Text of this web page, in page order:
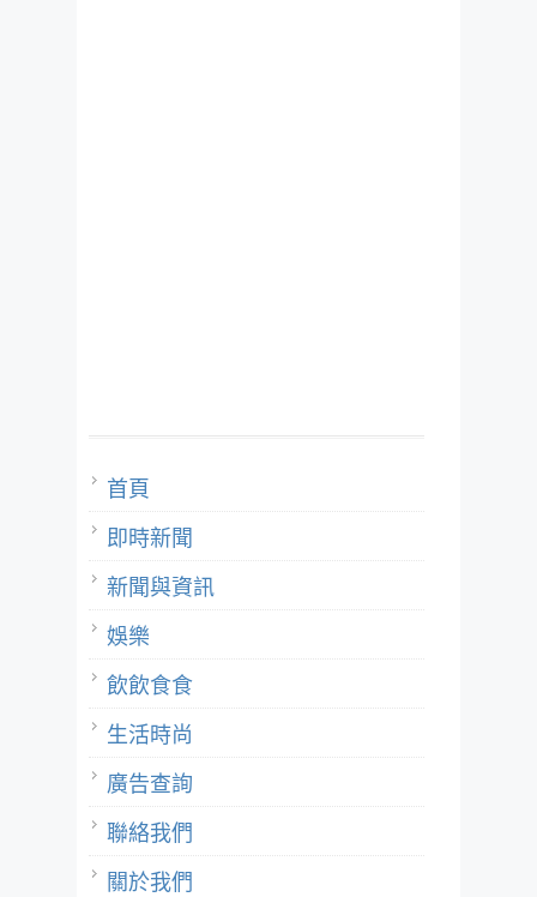
首頁
即時新聞
新聞與資訊
娛樂
飲飲食食
生活時尚
廣告查詢
聯絡我們
關於我們